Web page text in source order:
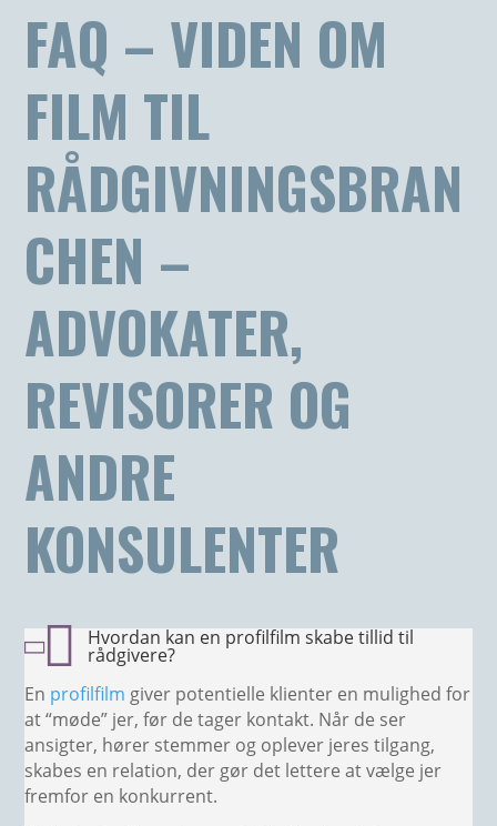
FAQ – VIDEN OM
FILM TIL
RÅDGIVNINGSBRAN
CHEN –
ADVOKATER,
REVISORER OG
ANDRE
KONSULENTER
 Hvordan kan en profilfilm skabe tillid til
rådgivere?
En profilfilm giver potentielle klienter en mulighed for
at “møde” jer, før de tager kontakt. Når de ser
ansigter, hører stemmer og oplever jeres tilgang,
skabes en relation, der gør det lettere at vælge jer
fremfor en konkurrent.